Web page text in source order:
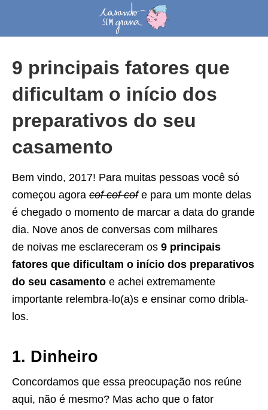
9 principais fatores que
dificultam o início dos
preparativos do seu
casamento
Bem vindo, 2017! Para muitas pessoas você só
começou agora cof cof cofe para um monte delas
é chegado o momento de marcar a data do grande
dia. Nove anos de conversas com milhares
de noivas me esclareceram os 9 principais
fatores que dificultam o início dos preparativos
do seu casamento e achei extremamente
importante relembra-lo(a)s e ensinar como dribla-
los.
1. Dinheiro
Concordamos que essa preocupação nos reúne
aqui, não é mesmo? Mas acho que o fator